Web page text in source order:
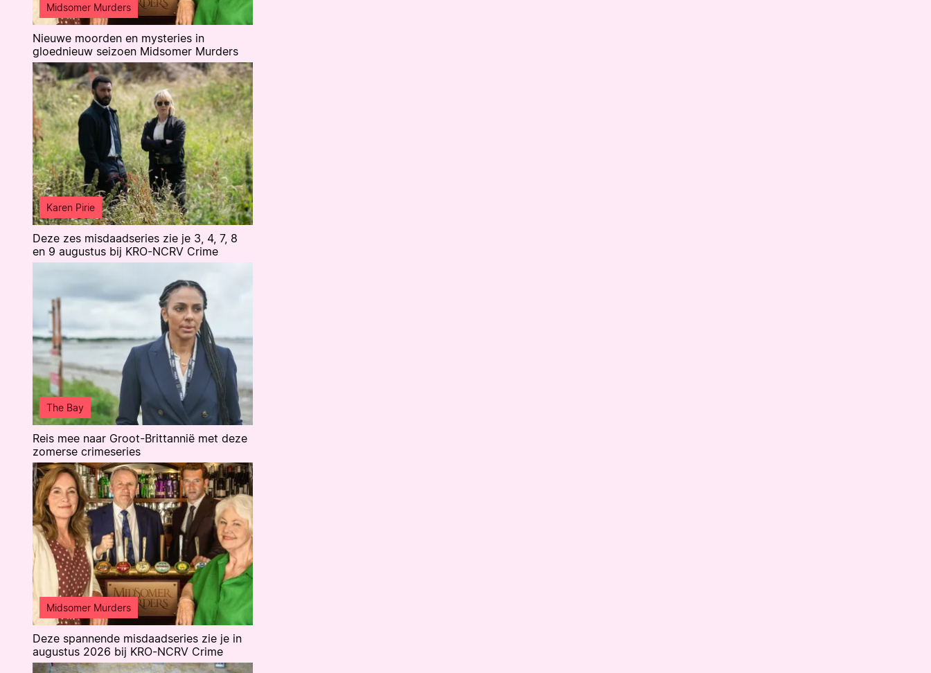
Midsomer Murders
Nieuwe moorden en mysteries in
gloednieuw seizoen Midsomer Murders
Karen Pirie
Deze zes misdaadseries zie je 3, 4, 7, 8
en 9 augustus bij KRO-NCRV Crime
The Bay
Reis mee naar Groot-Brittannië met deze
zomerse crimeseries
Midsomer Murders
Deze spannende misdaadseries zie je in
augustus 2026 bij KRO-NCRV Crime